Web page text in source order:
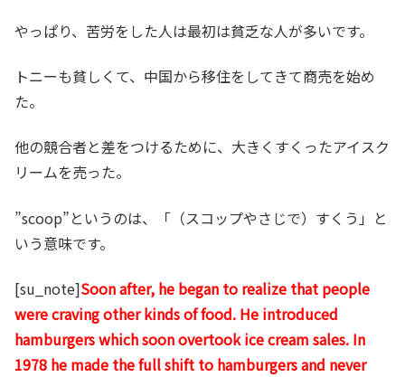
やっぱり、苦労をした人は最初は貧乏な人が多いです。
トニーも貧しくて、中国から移住をしてきて商売を始め
た。
他の競合者と差をつけるために、大きくすくったアイスク
リームを売った。
”scoop”というのは、「（スコップやさじで）すくう」と
いう意味です。
[su_note]Soon after, he began to realize that people
were craving other kinds of food. He introduced
hamburgers which soon overtook ice cream sales. In
1978 he made the full shift to hamburgers and never